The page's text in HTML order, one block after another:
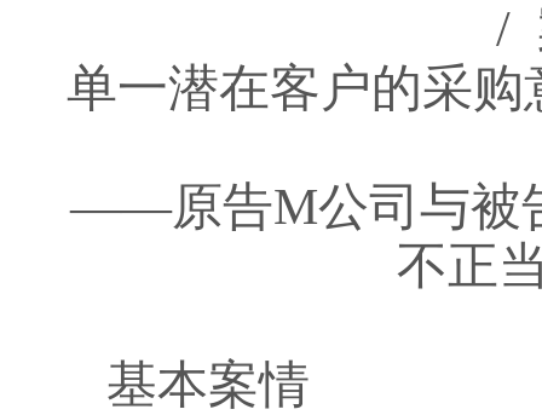
/
单一潜在客户的采
——原告M公司与被
不正
基本案情